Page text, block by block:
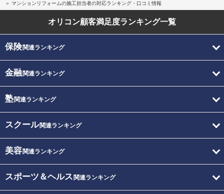
マンションリフォームの施工担当者の対応ランキング・口コミ情報
オリコン顧客満足度ランキング一覧
保険関連ランキング
金融関連ランキング
塾関連ランキング
スクール関連ランキング
美容関連ランキング
スポーツ＆ヘルス 関連ランキング